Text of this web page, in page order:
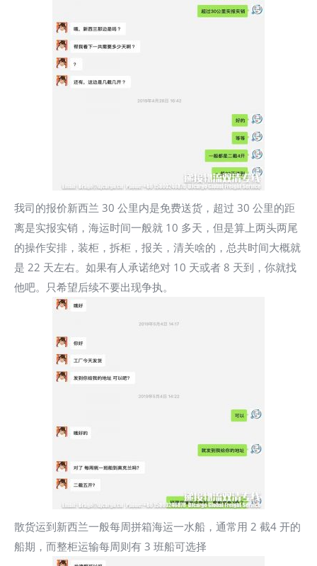
我司的报价新西兰 30 公里内是免费送货，超过 30 公里的距
离是实报实销，海运时间一般就 10 多天，但是算上两头两尾
的操作安排，装柜，拆柜，报关，清关啥的，总共时间大概就
是 22 天左右。如果有人承诺绝对 10 天或者 8 天到，你就找
他吧。只希望后续不要出现争执。
散货运到新西兰一般每周拼箱海运一水船，通常用 2 截4 开的
船期，而整柜运输每周则有 3 班船可选择